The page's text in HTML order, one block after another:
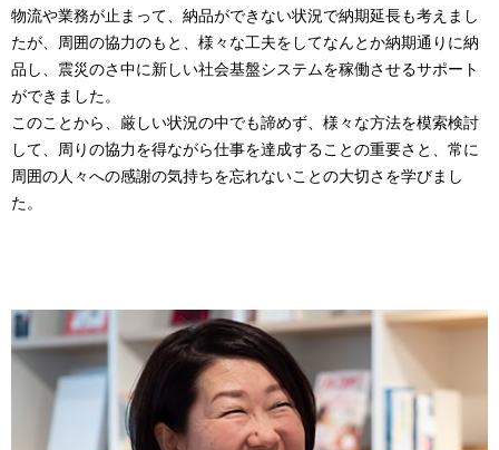
物流や業務が止まって、納品ができない状況で納期延長も考えまし
たが、周囲の協力のもと、様々な工夫をしてなんとか納期通りに納
品し、震災のさ中に新しい社会基盤システムを稼働させるサポート
ができました。
このことから、厳しい状況の中でも諦めず、様々な方法を模索検討
して、周りの協力を得ながら仕事を達成することの重要さと、常に
周囲の人々への感謝の気持ちを忘れないことの大切さを学びまし
た。